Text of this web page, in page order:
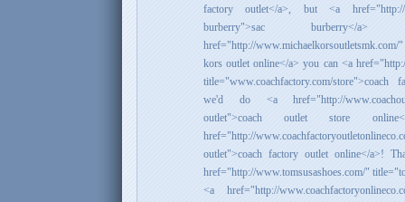
factory outlet</a>, but <a href="http://
burberry">sac
href="http://
kors outlet online</a> you can <a
title="www.coachfactory.com/store">coach
we'd do <a href="http://
outlet">coach outlet store
href="http://
outlet">coach factory outlet online</a>!
href="http://www.tomsusashoes.com/"
<a href="http://